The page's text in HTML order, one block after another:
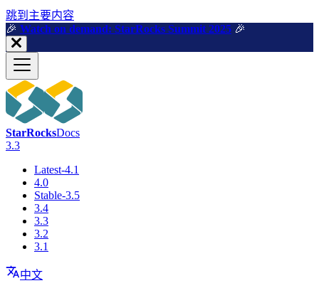
跳到主要内容
🎉️ Watch on demand: StarRocks Summit 2025 🎉️
StarRocksDocs
3.3
Latest-4.1
4.0
Stable-3.5
3.4
3.3
3.2
3.1
中文